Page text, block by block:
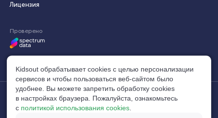
Лицензия
Проверено
© 2014–2026, Кидсаут®. Все права защищены.
Свидетельство №1104534 (10.04.2025)
build:
Kidsout обрабатывает cookies с целью персонализации
сервисов и чтобы пользоваться веб-сайтом было
удобнее. Вы можете запретить обработку сookies
в настройках браузера. Пожалуйста, ознакомьтесь
с политикой использования cookies